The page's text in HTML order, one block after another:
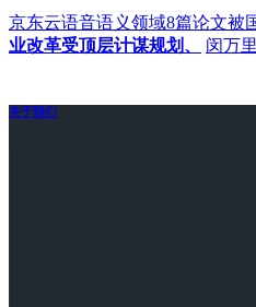
京东云语音语义领域8篇论文被
业改革受顶层计谋规划、
闵万
关于我们